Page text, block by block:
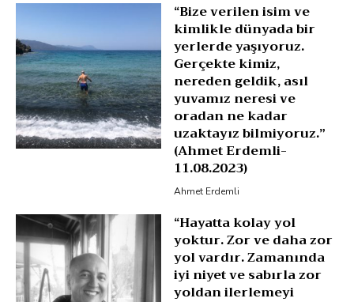
“Bize verilen isim ve
kimlikle dünyada bir
yerlerde yaşıyoruz.
Gerçekte kimiz,
nereden geldik, asıl
yuvamız neresi ve
oradan ne kadar
uzaktayız bilmiyoruz.”
(Ahmet Erdemli-
11.08.2023)
Ahmet Erdemli
“Hayatta kolay yol
yoktur. Zor ve daha zor
yol vardır. Zamanında
iyi niyet ve sabırla zor
yoldan ilerlemeyi